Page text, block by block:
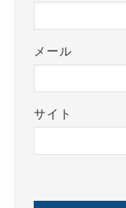
メール
サイト